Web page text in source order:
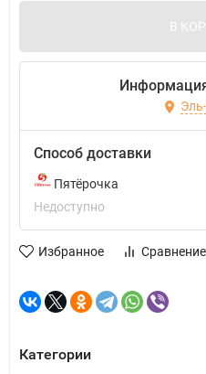
В
Способ доставки
Пятёрочка
Недоступно
Избранное Сравнение
Категории